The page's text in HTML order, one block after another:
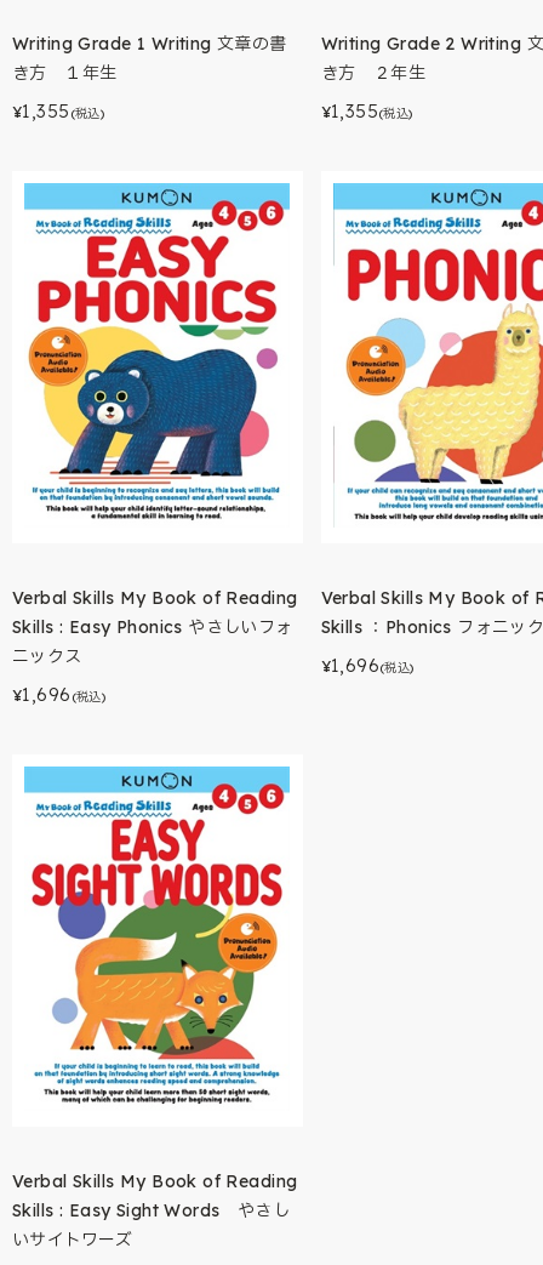
Writing Grade 1 Writing 文章の書
き方 １年生
¥1,355 (税込)
Writing Grade 2 Writing
き方 ２年生
¥1,355(税込)
Verbal Skills My Book of Reading
Skills : Easy Phonics やさしいフォ
ニックス
¥1,696 (税込)
Verbal Skills My Book of
Skills ：Phonics フォニッ
¥1,696(税込)
Verbal Skills My Book of Reading
Skills : Easy Sight Words やさし
いサイトワーズ